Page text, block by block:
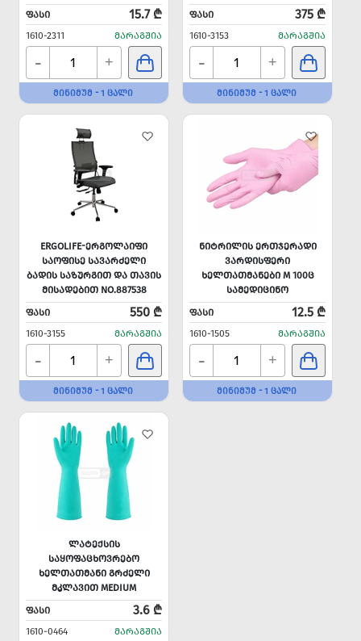
ᲤᲐᲡᲘ 15.7 ₾
1610-2311 ᲛᲐᲠᲐᲒᲨᲘᲐ
- +
ᲛᲘᲜᲘᲛᲣᲛ - 1 ᲪᲐᲚᲘ
ᲤᲐᲡᲘ 375 ₾
1610-3153 ᲛᲐᲠᲐᲒᲨᲘᲐ
- +
ᲛᲘᲜᲘᲛᲣᲛ - 1 ᲪᲐᲚᲘ
ERGOLIFE-ᲔᲠᲒᲝᲚᲐᲘᲤᲘ
ᲡᲐᲝᲤᲘᲡᲔ ᲡᲐᲕᲐᲠᲫᲔᲚᲘ
ᲑᲐᲓᲘᲡ ᲡᲐᲖᲣᲠᲒᲘᲗ ᲓᲐ ᲗᲐᲕᲘᲡ
ᲛᲘᲡᲐᲓᲔᲑᲘᲗ NO.887538
ᲤᲐᲡᲘ
550 ₾
1610-3155 ᲛᲐᲠᲐᲒᲨᲘᲐ
- +
ᲛᲘᲜᲘᲛᲣᲛ - 1 ᲪᲐᲚᲘ
ᲜᲘᲢᲠᲘᲚᲘᲡ ᲔᲠᲗᲯᲔᲠᲐᲓᲘ
ᲕᲐᲠᲓᲘᲡᲤᲔᲠᲘ
ᲮᲔᲚᲗᲐᲗᲛᲐᲜᲔᲑᲘ M 100Ც
ᲡᲐᲛᲔᲓᲘᲪᲘᲜᲝ
ᲤᲐᲡᲘ
12.5 ₾
1610-1505 ᲛᲐᲠᲐᲒᲨᲘᲐ
- +
ᲛᲘᲜᲘᲛᲣᲛ - 1 ᲪᲐᲚᲘ
ᲚᲐᲢᲔᲥᲡᲘᲡ
ᲡᲐᲧᲝᲤᲐᲪᲮᲝᲕᲠᲔᲑᲝ
ᲮᲔᲚᲗᲐᲗᲛᲐᲜᲘ ᲒᲠᲫᲔᲚᲘ
ᲛᲙᲚᲐᲕᲘᲗ MEDIUM
ᲤᲐᲡᲘ
3.6 ₾
1610-0464 ᲛᲐᲠᲐᲒᲨᲘᲐ